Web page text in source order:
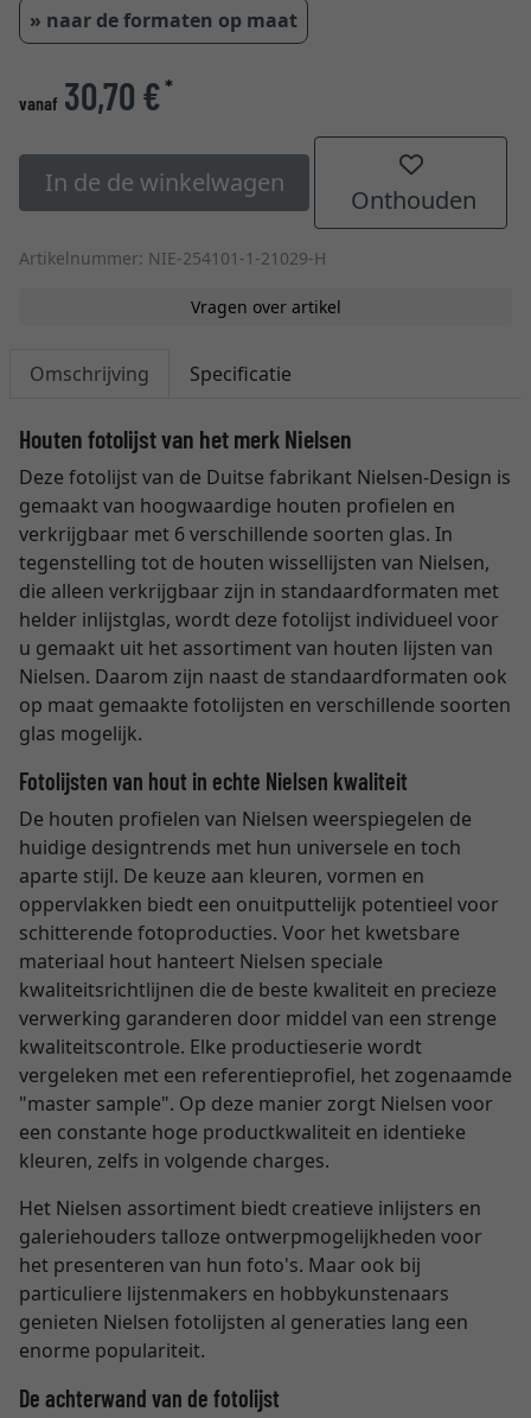
» naar de formaten op maat
vanaf 30,70 €*
In de de winkelwagen
Onthouden
Artikelnummer: NIE-254101-1-21029-H
Vragen over artikel
Omschrijving Specificatie
Houten fotolijst van het merk Nielsen
Deze fotolijst van de Duitse fabrikant Nielsen-Design is
gemaakt van hoogwaardige houten profielen en
verkrijgbaar met 6 verschillende soorten glas. In
tegenstelling tot de houten wissellijsten van Nielsen,
die alleen verkrijgbaar zijn in standaardformaten met
helder inlijstglas, wordt deze fotolijst individueel voor
u gemaakt uit het assortiment van houten lijsten van
Nielsen. Daarom zijn naast de standaardformaten ook
op maat gemaakte fotolijsten en verschillende soorten
glas mogelijk.
Fotolijsten van hout in echte Nielsen kwaliteit
De houten profielen van Nielsen weerspiegelen de
huidige designtrends met hun universele en toch
aparte stijl. De keuze aan kleuren, vormen en
oppervlakken biedt een onuitputtelijk potentieel voor
schitterende fotoproducties. Voor het kwetsbare
materiaal hout hanteert Nielsen speciale
kwaliteitsrichtlijnen die de beste kwaliteit en precieze
verwerking garanderen door middel van een strenge
kwaliteitscontrole. Elke productieserie wordt
vergeleken met een referentieprofiel, het zogenaamde
"master sample". Op deze manier zorgt Nielsen voor
een constante hoge productkwaliteit en identieke
kleuren, zelfs in volgende charges.
Het Nielsen assortiment biedt creatieve inlijsters en
galeriehouders talloze ontwerpmogelijkheden voor
het presenteren van hun foto's. Maar ook bij
particuliere lijstenmakers en hobbykunstenaars
genieten Nielsen fotolijsten al generaties lang een
enorme populariteit.
De achterwand van de fotolijst